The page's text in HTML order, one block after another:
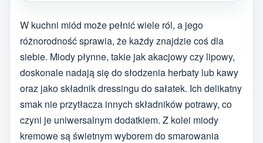
W kuchni miód może pełnić wiele ról, a jego
różnorodność sprawia, że każdy znajdzie coś dla
siebie. Miody płynne, takie jak akacjowy czy lipowy,
doskonale nadają się do słodzenia herbaty lub kawy
oraz jako składnik dressingu do sałatek. Ich delikatny
smak nie przytłacza innych składników potrawy, co
czyni je uniwersalnym dodatkiem. Z kolei miody
kremowe są świetnym wyborem do smarowania